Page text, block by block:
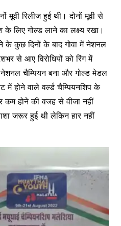
मूवी रिलीज हुई थी। दोनों मूवी से
लिए गोल्ड लाने का लक्ष्य रखा।
के कुछ दिनों के बाद गोवा में नेशनल
से आए विरोधियों को रिंग में
नेशनल चैम्पियन बना और गोल्ड मेडल
होने वाले वर्ल्ड चैम्पियनशिप के
कम होने की वजह से वीजा नहीं
जरूर हुई थी लेकिन हार नहीं